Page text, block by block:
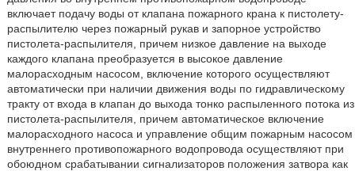
включает подачу воды от клапана пожарного крана к пистолету-
распылителю через пожарный рукав и запорное устройство
пистолета-распылителя, причем низкое давление на выходе
каждого клапана преобразуется в высокое давление
малорасходным насосом, включение которого осуществляют
автоматически при наличии движения воды по гидравлическому
тракту от входа в клапан до выхода тонко распыленного потока из
пистолета-распылителя, причем автоматическое включение
малорасходного насоса и управление общим пожарным насосом
внутреннего противопожарного водопровода осуществляют при
обоюдном срабатывании сигнализаторов положения затвора как